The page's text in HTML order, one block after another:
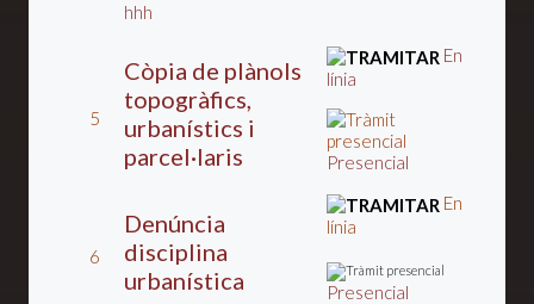
hhh
5
Còpia de plànols
topogràfics,
urbanístics i
parcel·laris
En
línia
Presencial
6
Denúncia
disciplina
urbanística
En
línia
Presencial